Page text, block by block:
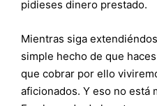
pidieses dinero prestado.
Mientras siga
simple hecho de que
que cobrar por ello
aficionados. Y eso no está